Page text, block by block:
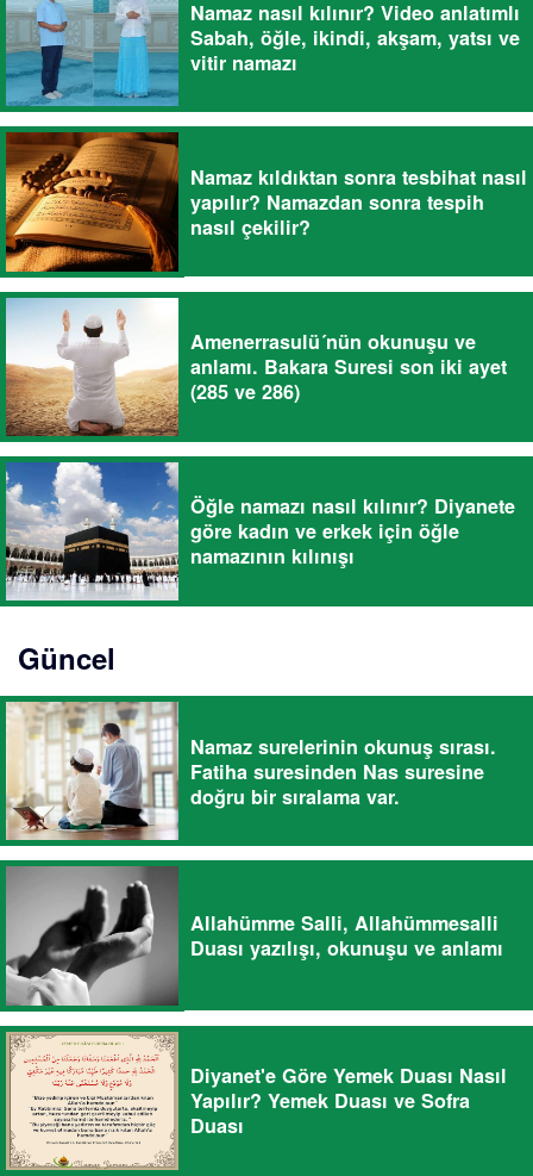
Namaz nasıl kılınır? Video anlatımlı
Sabah, öğle, ikindi, akşam, yatsı ve
vitir namazı
Namaz kıldıktan sonra tesbihat nasıl
yapılır? Namazdan sonra tespih
nasıl çekilir?
Amenerrasulü´nün okunuşu ve
anlamı. Bakara Suresi son iki ayet
(285 ve 286)
Öğle namazı nasıl kılınır? Diyanete
göre kadın ve erkek için öğle
namazının kılınışı
Güncel
Namaz surelerinin okunuş sırası.
Fatiha suresinden Nas suresine
doğru bir sıralama var.
Allahümme Salli, Allahümmesalli
Duası yazılışı, okunuşu ve anlamı
Diyanet'e Göre Yemek Duası Nasıl
Yapılır? Yemek Duası ve Sofra
Duası